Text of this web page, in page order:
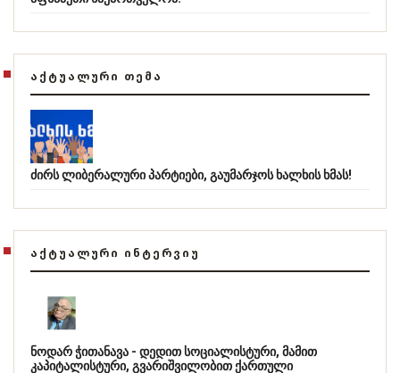
ᲐᲥᲢᲣᲐᲚᲣᲠᲘ ᲗᲔᲛᲐ
ძირს ლიბერალური პარტიები, გაუმარჯოს ხალხის ხმას!
ᲐᲥᲢᲣᲐᲚᲣᲠᲘ ᲘᲜᲢᲔᲠᲕᲘᲣ
ნოდარ ჭითანავა - დედით სოციალისტური, მამით
კაპიტალისტური, გვარიშვილობით ქართული